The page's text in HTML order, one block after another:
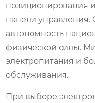
позиционирования
панели
автономность
физической силы.
электропитания и
обслуживания.
При выборе